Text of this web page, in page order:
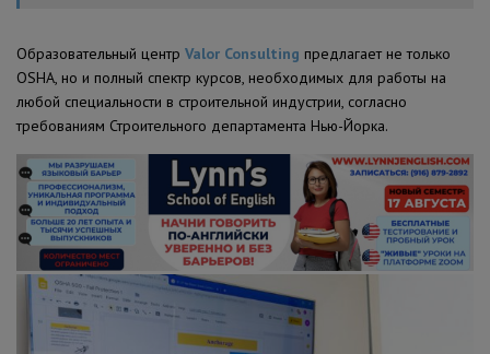
Образовательный центр Valor Consulting предлагает не только
OSHA, но и полный спектр курсов, необходимых для работы на
любой специальности в строительной индустрии, согласно
требованиям Строительного департамента Нью-Йорка.